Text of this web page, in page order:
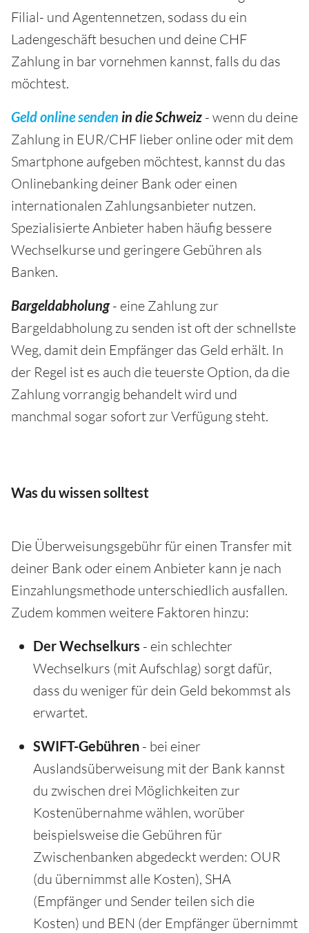
Filial- und Agentennetzen, sodass du ein
Ladengeschäft besuchen und deine CHF
Zahlung in bar vornehmen kannst, falls du das
möchtest.
Geld online senden in die Schweiz - wenn du deine
Zahlung in EUR/CHF lieber online oder mit dem
Smartphone aufgeben möchtest, kannst du das
Onlinebanking deiner Bank oder einen
internationalen Zahlungsanbieter nutzen.
Spezialisierte Anbieter haben häufig bessere
Wechselkurse und geringere Gebühren als
Banken.
Bargeldabholung- eine Zahlung zur
Bargeldabholung zu senden ist oft der schnellste
Weg, damit dein Empfänger das Geld erhält. In
der Regel ist es auch die teuerste Option, da die
Zahlung vorrangig behandelt wird und
manchmal sogar sofort zur Verfügung steht.
Was du wissen solltest
Die Überweisungsgebühr für einen Transfer mit
deiner Bank oder einem Anbieter kann je nach
Einzahlungsmethode unterschiedlich ausfallen.
Zudem kommen weitere Faktoren hinzu:
Der Wechselkurs - ein schlechter
Wechselkurs (mit Aufschlag) sorgt dafür,
dass du weniger für dein Geld bekommst als
erwartet.
SWIFT-Gebühren - bei einer
Auslandsüberweisung mit der Bank kannst
du zwischen drei Möglichkeiten zur
Kostenübernahme wählen, worüber
beispielsweise die Gebühren für
Zwischenbanken abgedeckt werden: OUR
(du übernimmst alle Kosten), SHA
(Empfänger und Sender teilen sich die
Kosten) und BEN (der Empfänger übernimmt